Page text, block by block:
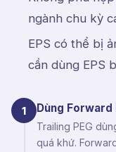
ngành chu kỳ
EPS có thể bị
cần dùng EPS
1 Dùng Forward
Trailing PEG
quá khứ.